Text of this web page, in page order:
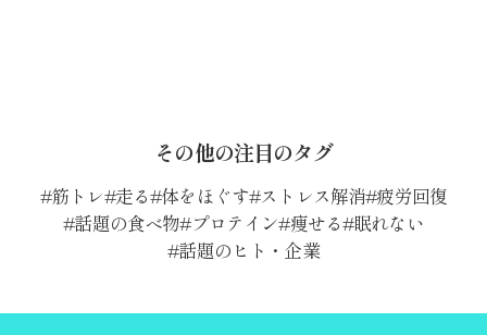
その他の注目のタグ
筋トレ 走る 体をほぐす ストレス解消 疲労回復
話題の食べ物 プロテイン 痩せる 眠れない
話題のヒト・企業